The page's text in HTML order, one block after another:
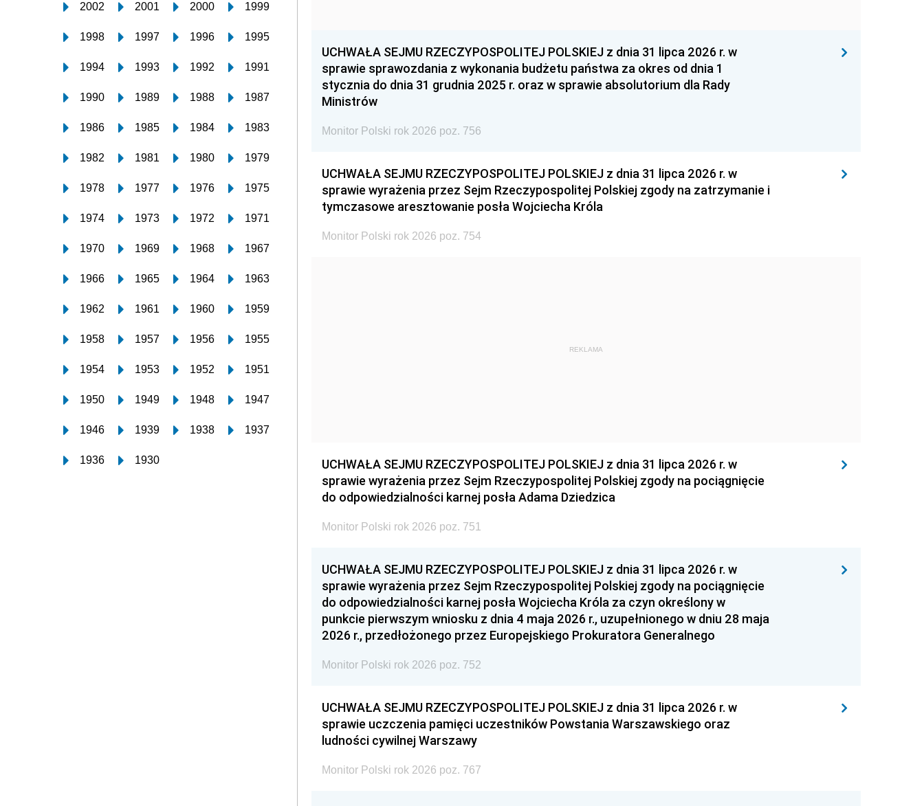
2002 2001 2000 1999
1998 1997 1996 1995
1994 1993 1992 1991
1990 1989 1988 1987
1986 1985 1984 1983
1982 1981 1980 1979
1978 1977 1976 1975
1974 1973 1972 1971
1970 1969 1968 1967
1966 1965 1964 1963
1962 1961 1960 1959
1958 1957 1956 1955
1954 1953 1952 1951
1950 1949 1948 1947
1946 1939 1938 1937
1936 1930
UCHWAŁA SEJMU RZECZYPOSPOLITEJ POLSKIEJ z dnia 31 lipca 2026 r. w
sprawie sprawozdania z wykonania budżetu państwa za okres od dnia 1
stycznia do dnia 31 grudnia 2025 r. oraz w sprawie absolutorium dla Rady
Ministrów
Monitor Polski rok 2026 poz. 756
UCHWAŁA SEJMU RZECZYPOSPOLITEJ POLSKIEJ z dnia 31 lipca 2026 r. w
sprawie wyrażenia przez Sejm Rzeczypospolitej Polskiej zgody na zatrzymanie i
tymczasowe aresztowanie posła Wojciecha Króla
Monitor Polski rok 2026 poz. 754
REKLAMA
UCHWAŁA SEJMU RZECZYPOSPOLITEJ POLSKIEJ z dnia 31 lipca 2026 r. w
sprawie wyrażenia przez Sejm Rzeczypospolitej Polskiej zgody na pociągnięcie
do odpowiedzialności karnej posła Adama Dziedzica
Monitor Polski rok 2026 poz. 751
UCHWAŁA SEJMU RZECZYPOSPOLITEJ POLSKIEJ z dnia 31 lipca 2026 r. w
sprawie wyrażenia przez Sejm Rzeczypospolitej Polskiej zgody na pociągnięcie
do odpowiedzialności karnej posła Wojciecha Króla za czyn określony w
punkcie pierwszym wniosku z dnia 4 maja 2026 r., uzupełnionego w dniu 28 maja
2026 r., przedłożonego przez Europejskiego Prokuratora Generalnego
Monitor Polski rok 2026 poz. 752
UCHWAŁA SEJMU RZECZYPOSPOLITEJ POLSKIEJ z dnia 31 lipca 2026 r. w
sprawie uczczenia pamięci uczestników Powstania Warszawskiego oraz
ludności cywilnej Warszawy
Monitor Polski rok 2026 poz. 767